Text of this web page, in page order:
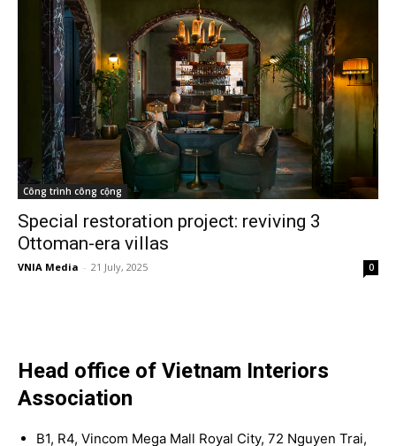
Công trình công cộng
Special restoration project: reviving 3
Ottoman-era villas
VNIA Media - 21 July, 2025 0
Head office of Vietnam Interiors
Association
B1, R4, Vincom Mega Mall Royal City, 72 Nguyen Trai,